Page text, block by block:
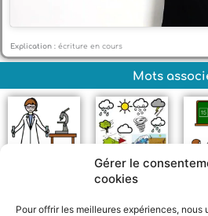
Gérer le
cookies
Pour offrir les meilleures expériences,
Explication : écriture en cours
Mots
Météo